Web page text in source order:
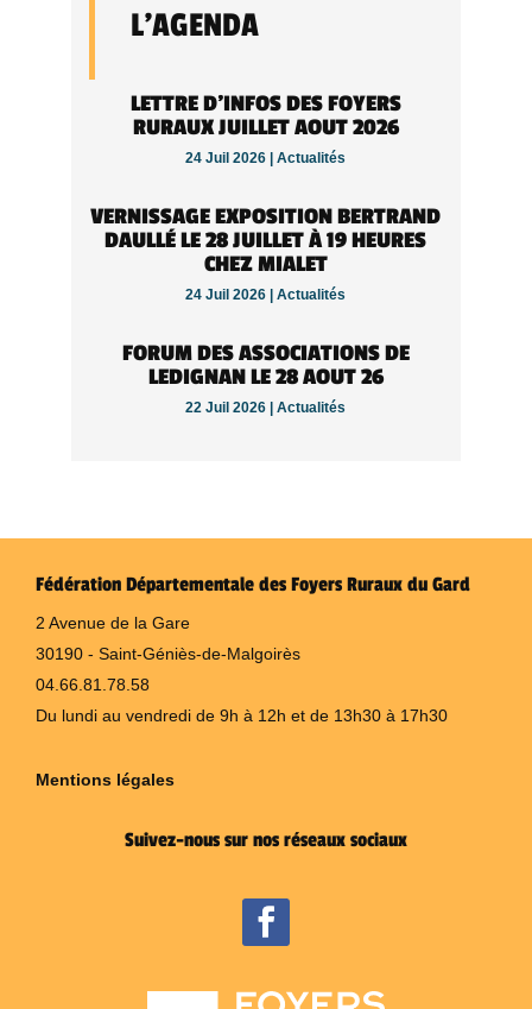
L'AGENDA
LETTRE D’INFOS DES FOYERS
RURAUX JUILLET AOUT 2026
24 Juil 2026 |Actualités
VERNISSAGE EXPOSITION BERTRAND
DAULLÉ LE 28 JUILLET À 19 HEURES
CHEZ MIALET
24 Juil 2026 |Actualités
FORUM DES ASSOCIATIONS DE
LEDIGNAN LE 28 AOUT 26
22 Juil 2026 |Actualités
Fédération Départementale des Foyers Ruraux du Gard
2 Avenue de la Gare
30190 - Saint-Géniès-de-Malgoirès
04.66.81.78.58
Du lundi au vendredi de 9h à 12h et de 13h30 à 17h30
Mentions légales
Suivez-nous sur nos réseaux sociaux